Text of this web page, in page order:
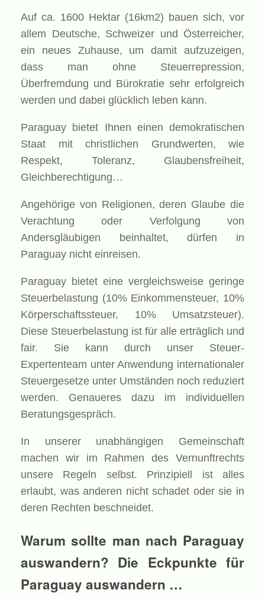
Auf ca. 1600 Hektar (16km2) bauen sich, vor
allem Deutsche, Schweizer und Österreicher,
ein neues Zuhause, um damit aufzuzeigen,
dass man ohne Steuerrepression,
Überfremdung und Bürokratie sehr erfolgreich
werden und dabei glücklich leben kann.
Paraguay bietet Ihnen einen demokratischen
Staat mit christlichen Grundwerten, wie
Respekt, Toleranz, Glaubensfreiheit,
Gleichberechtigung…
Angehörige von Religionen, deren Glaube die
Verachtung oder Verfolgung von
Andersgläubigen beinhaltet, dürfen in
Paraguay nicht einreisen.
Paraguay bietet eine vergleichsweise geringe
Steuerbelastung (10% Einkommensteuer, 10%
Körperschaftssteuer, 10% Umsatzsteuer).
Diese Steuerbelastung ist für alle erträglich und
fair. Sie kann durch unser Steuer-
Expertenteam unter Anwendung internationaler
Steuergesetze unter Umständen noch reduziert
werden. Genaueres dazu im individuellen
Beratungsgespräch.
In unserer unabhängigen Gemeinschaft
machen wir im Rahmen des Vernunftrechts
unsere Regeln selbst. Prinzipiell ist alles
erlaubt, was anderen nicht schadet oder sie in
deren Rechten beschneidet.
Warum sollte man nach Paraguay
auswandern? Die Eckpunkte für
Paraguay auswandern …